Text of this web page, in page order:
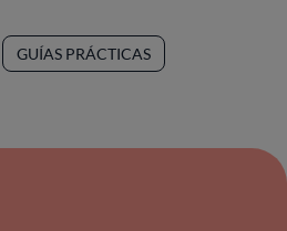
GUÍAS PRÁCTICAS